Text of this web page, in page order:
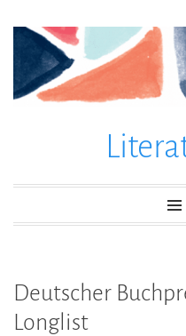
Zum
springen
Deutscher
Longlist